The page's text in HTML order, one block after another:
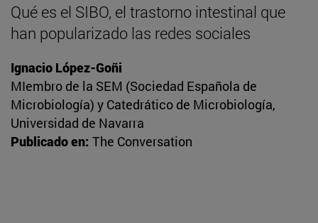
Qué es el SIBO, el trastorno intestinal que
han popularizado las redes sociales
Ignacio López-Goñi
MIembro de la SEM (Sociedad Española de
Microbiología) y Catedrático de Microbiología,
Universidad de Navarra
Publicado en: The Conversation